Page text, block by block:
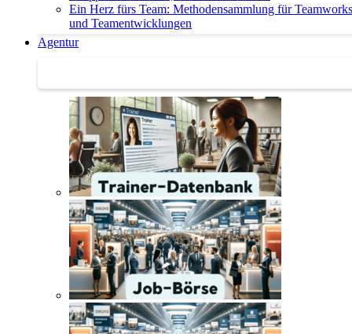
Ein Herz fürs Team: Methodensammlung für
und Teamentwicklungen
Agentur